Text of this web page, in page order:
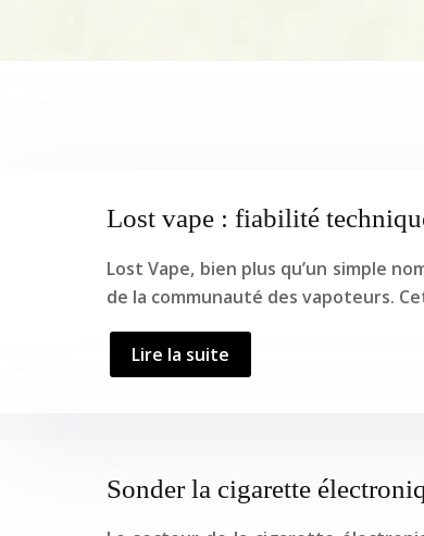
Lost vape : fiabilité
Lost Vape, bien plus qu’un simple
de la communauté des vapoteurs.
Lire la suite
Sonder la cigarette